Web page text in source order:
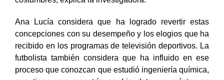
compañeras que atraviesan esas mismas vivencias y
costumbres, explica la investigadora.
Ana Lucía considera que ha logrado revertir estas
concepciones con su desempeño y los elogios que ha
recibido en los programas de televisión deportivos. La
futbolista también considera que ha influido en ese